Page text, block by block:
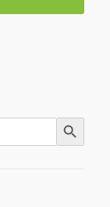
Search Button